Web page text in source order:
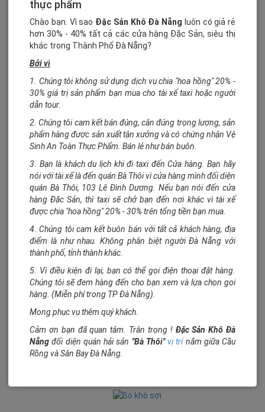
Bò khô viên đặc biệt 500gram
Bò khô viên ngon - đặc biệt - ngon -...
Mua hàng
So sánh
400.000₫/kg
Bò miếng ăn ngon với ít giọt chanh
Mua hàng
400.000₫/kg
Bò khô miếng
Bò miếng ăn ngon với ít giọt chanh
Trong tất cả các loại bò khô thì làm bò khô miếng là kỳ công
sớm, nhanh tay chọn những miếng bắp bò tươi ngon nhất
Mua hàng
Xem thông tin
300.000₫/kg
Bò khô sợi
Với những người yêu thít bò khô theo phong cách truyền
thống, sản phẩm bò khô sợi chắc chắn sẽ làm hài lòng những
khách hàng sành ăn, kỹ tính nhất. Chỉ cần mở túi bò khô, khách
hàng sẽ cảm nhận
thực phẩm
Chào bạn. Vì sao Đặc Sản Khô Đà Nẵng luôn có giả rẻ
hơn 30% - 40% tất cả các cửa hàng Đặc Sản, siêu thị
khác trong Thành Phố Đà Nẵng?
Bởi vì
1. Chúng tôi không sử dụng dịch vụ chia "hoa hồng" 20% -
30% giá trị sản phẩm bạn mua cho tài xế taxi hoặc người
dẫn tour.
2. Chúng tôi cam kết bán đúng, cân đúng trọng lượng, sản
phẩm hàng được sản xuất tận xưởng và có chứng nhận Vệ
Sinh An Toàn Thực Phẩm. Bán lẻ như bán buôn.
3. Bạn là khách du lịch khi đi taxi đến Cửa hàng. Bạn hãy
nói với tài xế là đến quán Bà Thôi vì cửa hàng mình đối diện
quán Bà Thôi, 103 Lê Đình Dương. Nếu bạn nói đến cửa
hàng Đặc Sản, thì taxi sẽ chở bạn đến nơi khác vì tài xế
được chia "hoa hồng" 20% - 30% trên tổng tiền bạn mua.
4. Chúng tôi cam kết buôn bán với tất cả khách hàng, địa
điểm là như nhau. Không phân biệt người Đà Nẵng với
thành phố, tỉnh thành khác.
5. Vì điều kiện đi lại, bạn có thể gọi điện thoại đặt hàng.
Chúng tôi sẽ đem hàng đến cho bạn xem và lựa chọn gọi
hàng. (Miễn phí trong TP Đà Nẵng).
Mong phục vụ thêm quý khách.
Cảm ơn bạn đã quan tâm. Trân trọng ! Đặc Sản Khô Đà
Nẵng đối diện quán hải sản "Bà Thôi" vị trínằm giữa Cầu
Rồng và Sân Bay Đà Nẵng.